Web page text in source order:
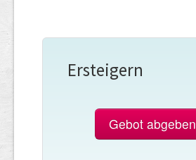
Ersteigern
Gebot abgeben